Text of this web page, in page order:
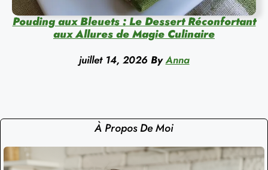
Pouding aux Bleuets : Le Dessert Réconfortant
aux Allures de Magie Culinaire
juillet 14, 2026 By Anna
À Propos De Moi